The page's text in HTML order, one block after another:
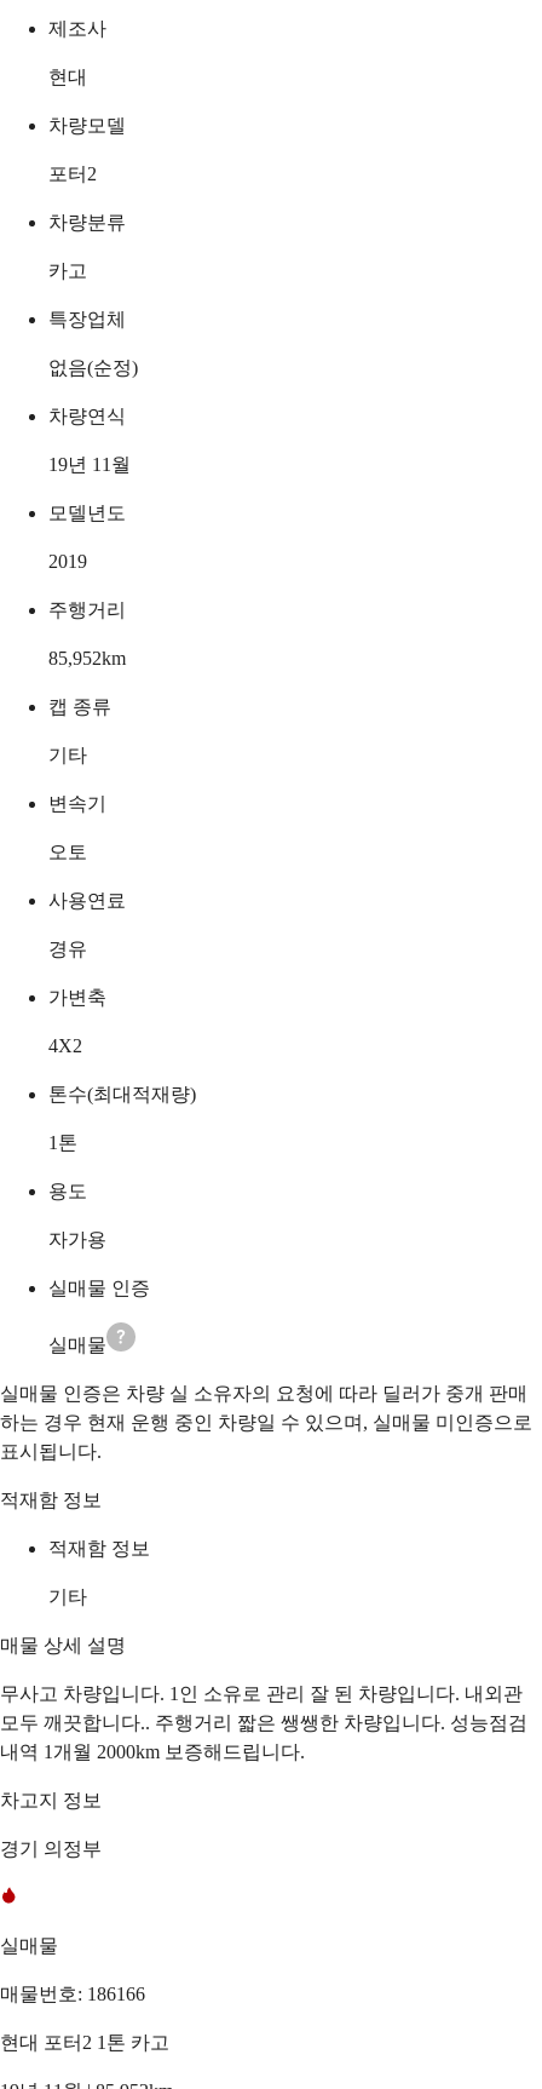
제조사
현대
차량모델
포터2
차량분류
카고
특장업체
없음(순정)
차량연식
19년 11월
모델년도
2019
주행거리
85,952km
캡 종류
기타
변속기
오토
사용연료
경유
가변축
4X2
톤수(최대적재량)
1 톤
용도
자가용
실매물 인증
실매물
실매물 인증은 차량 실 소유자의 요청에 따라 딜러가 중개 판매
하는 경우 현재 운행 중인 차량일 수 있으며, 실매물 미인증으로
표시됩니다.
적재함 정보
적재함 정보
기타
매물 상세 설명
무사고 차량입니다. 1인 소유로 관리 잘 된 차량입니다. 내외관
모두 깨끗합니다.. 주행거리 짧은 쌩쌩한 차량입니다. 성능점검
내역 1개월 2000km 보증해드립니다.
차고지 정보
경기 의정부
실매물
매물번호: 186166
현대 포터2 1톤 카고